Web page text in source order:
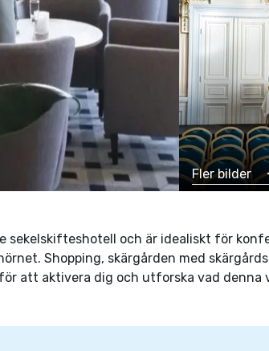
Fler bilder
sekelskifteshotell och är idealiskt för
Shopping, skärgården med
att aktivera dig och utforska vad denna